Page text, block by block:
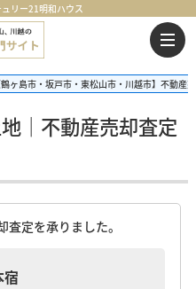
リー21明和ハウス
鶴ヶ島市・坂戸市・東松山市・川越市】不動産
｜不動産売却査定
定を承りました。
宿